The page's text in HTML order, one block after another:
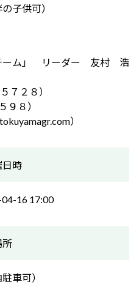
子供可）
チーム」 リーダー 友村 浩
７２８）
９８）
）
日時
16 17:00
所
車可）